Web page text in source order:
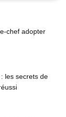
chef adopter
les secrets de